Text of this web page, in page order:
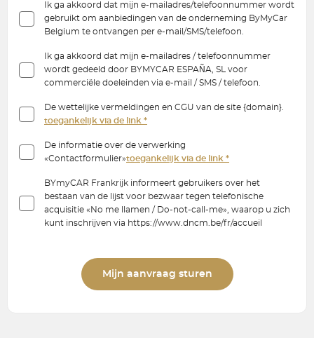
Ik ga akkoord dat mijn e-mailadres/telefoonnummer wordt
gebruikt om aanbiedingen van de onderneming ByMyCar
Belgium te ontvangen per e-mail/SMS/telefoon.
Ik ga akkoord dat mijn e-mailadres / telefoonnummer
wordt gedeeld door BYMYCAR ESPAÑA, SL voor
commerciële doeleinden via e-mail / SMS / telefoon.
De wettelijke vermeldingen en CGU van de site {domain}.
toegankelijk via de link *
De informatie over de verwerking
«Contactformulier»toegankelijk via de link *
BYmyCAR Frankrijk informeert gebruikers over het
bestaan van de lijst voor bezwaar tegen telefonische
acquisitie «No me llamen / Do-not-call-me», waarop u zich
kunt inschrijven via https://www.dncm.be/fr/accueil
Mijn aanvraag sturen